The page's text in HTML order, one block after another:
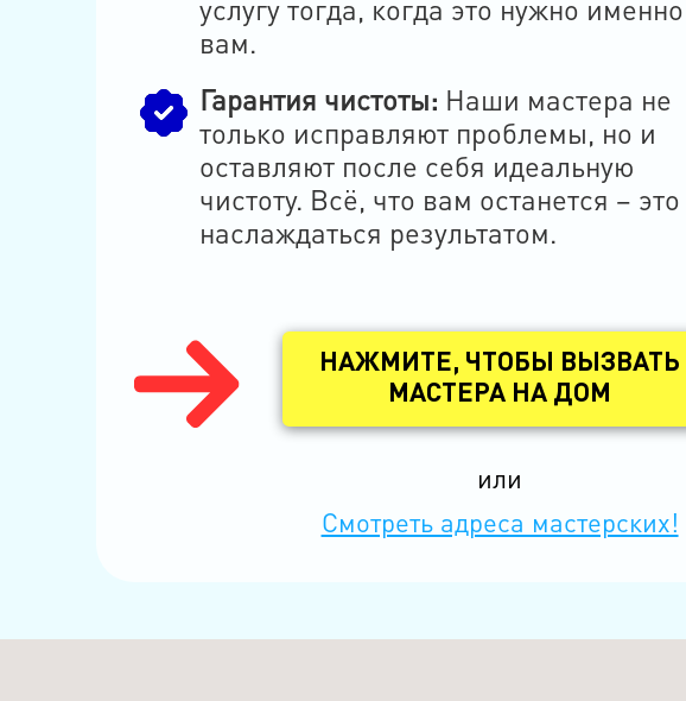
услугу тогда, когда это нужно именно
вам.
Гарантия чистоты: Наши мастера не
только исправляют проблемы, но и
оставляют после себя идеальную
чистоту. Всё, что вам останется – это
наслаждаться результатом.
НАЖМИТЕ, ЧТОБЫ ВЫЗВАТЬ
МАСТЕРА НА ДОМ
или
Смотреть адреса мастерских!